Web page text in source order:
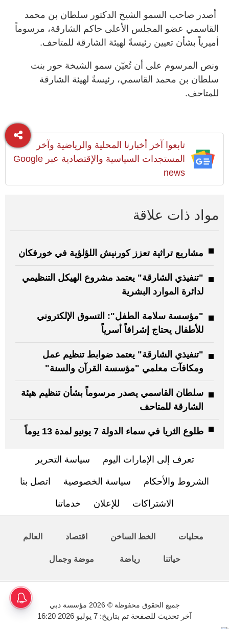
أصدر صاحب السمو الشيخ الدكتور سلطان بن محمد
القاسمي عضو المجلس الأعلى حاكم الشارقة، مرسوماً
أميرياً بشأن تعيين رئيسةً لهيئة الشارقة للمتاحف.
ونص المرسوم على أن تُعيّن سمو الشيخة حور بنت
سلطان بن محمد القاسمي، رئيسةً لهيئة الشارقة
للمتاحف.
تابعوا آخر أخبارنا المحلية والرياضية وآخر
المستجدات السياسية والإقتصادية عبر Google
news
مواد ذات علاقة
مشاريع تراثية تعزز كورنيش اللؤلؤية في خورفكان
"تنفيذي الشارقة" يعتمد مشروع الهيكل التنظيمي
لدائرة الموارد البشرية
"مؤسسة سلامة الطفل": التسوق الإلكتروني
للأطفال يحتاج إشرافاً أسرياً
"تنفيذي الشارقة" يعتمد ضوابط تنظيم عمل
ومكافآت معلمي "مؤسسة القرآن والسنة"
سلطان القاسمي يصدر مرسوماً بشأن تنظيم هيئة
الشارقة للمتاحف
طلوع الثريا في سماء الدولة 7 يونيو لمدة 13 يوماً
تعرف إلى الإمارات اليوم سياسة التحرير
الشروط والأحكام سياسة الخصوصية اتصل بنا
الاشتراكات للإعلان خدماتنا
محليات الخط الساخن اقتصاد العالم
حياتنا رياضة موضة وجمال
جميع الحقوق محفوظة © 2026 مؤسسة دبي
آخر تحديث للصفحة تم بتاريخ: 7 يوليو 2026 16:20